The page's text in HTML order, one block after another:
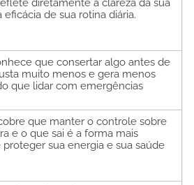
diretamente a clareza da sua
eficácia de sua rotina diária.
que consertar algo antes de
muito menos e gera menos
que lidar com emergências
que manter o controle sobre
e o que sai é a forma mais
proteger sua energia e sua saúde